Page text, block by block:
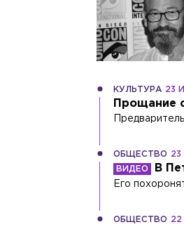
КУЛЬТУРА 23
Прощание
ОБЩЕСТВО 23
В
Его
ОБЩЕСТВО 22